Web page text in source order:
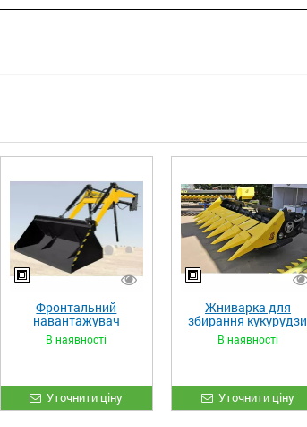
Фронтальний
навантажувач
«STRONG»
В наявності
Уточнити ціну
Жниварка для
збирання кукурудзи
ЖКИ-870
В наявності
Уточнити ціну